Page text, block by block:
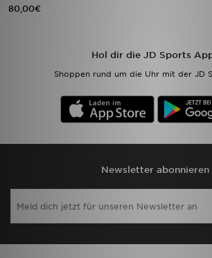
80,00€
Hol dir die JD Sports
Shoppen rund um die Uhr mit der JD
Newsletter abonnieren
Meine Nachrichten
Hilfe & Kontakt
Trending Styles